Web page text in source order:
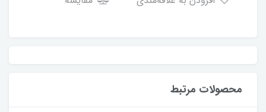
محصولات مرتبط